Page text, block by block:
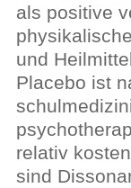
als positive
und
Placebo ist
relativ
sind